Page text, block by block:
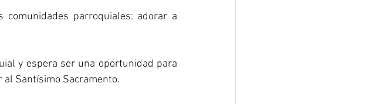
parroquiales: adorar a
y espera ser una oportunidad para
al Santísimo Sacramento.